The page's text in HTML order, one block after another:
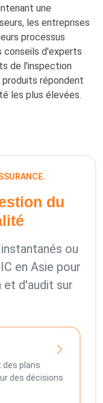
une
les entreprises
processus
conseils d'experts
de l'inspection
répondent
les plus élevées.
du
ou
en Asie pour
d'audit sur
plans
des décisions